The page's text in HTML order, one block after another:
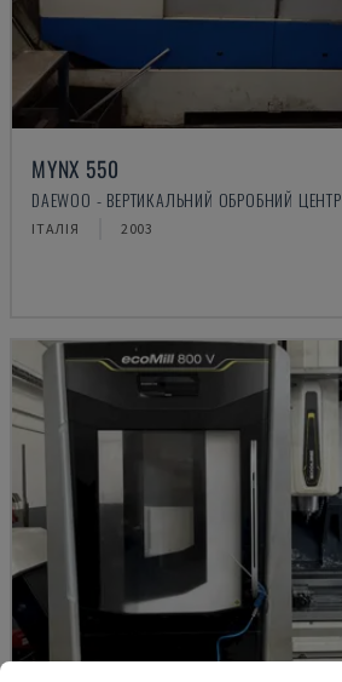
MYNX 550
DAEWOO - ВЕРТИКАЛЬНИЙ ОБРОБНИЙ ЦЕНТР
ІТАЛІЯ 2003